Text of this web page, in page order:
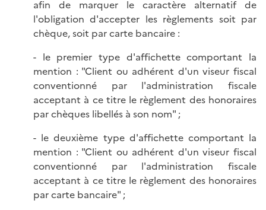
afin de marquer le caractère alternatif de
l'obligation d'accepter les règlements soit par
chèque, soit par carte bancaire :
- le premier type d'affichette comportant la
mention : "Client ou adhérent d'un viseur fiscal
conventionné par l'administration fiscale
acceptant à ce titre le règlement des honoraires
par chèques libellés à son nom" ;
- le deuxième type d'affichette comportant la
mention : "Client ou adhérent d'un viseur fiscal
conventionné par l'administration fiscale
acceptant à ce titre le règlement des honoraires
par carte bancaire" ;